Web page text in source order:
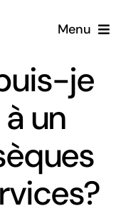
Menu
je
un